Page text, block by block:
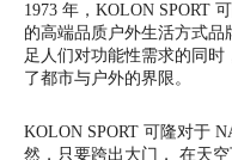
1973 年，KOLON SPORT
的高端品质户外生活方式
足人们对功能性需求的同
了都市与户外的界限。
KOLON SPORT 可隆对于
然，只要跨出大门， 在天